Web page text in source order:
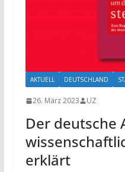
AKTUELL DEUTSCHLAND
26. März 2023 UZ
Der deutsche
erklärt